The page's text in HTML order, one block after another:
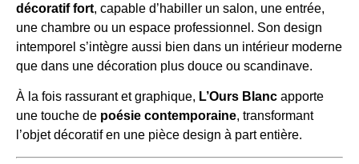
décoratif fort, capable d’habiller un salon, une entrée,
une chambre ou un espace professionnel. Son design
intemporel s’intègre aussi bien dans un intérieur moderne
que dans une décoration plus douce ou scandinave.
À la fois rassurant et graphique, L’Ours Blanc apporte
une touche de poésie contemporaine, transformant
l’objet décoratif en une pièce design à part entière.